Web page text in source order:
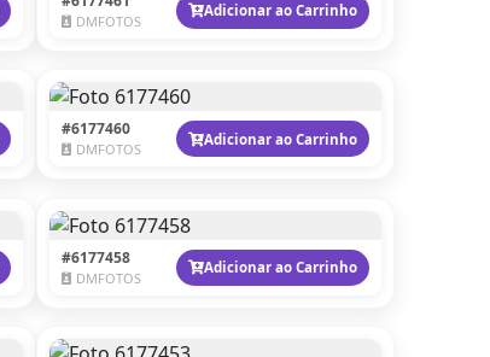
DMFOTOS
Adicionar ao Carrinho
#6177460
DMFOTOS
Adicionar ao Carrinho
#6177458
DMFOTOS
Adicionar ao Carrinho